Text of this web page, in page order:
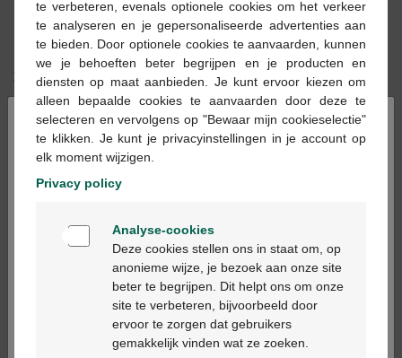
21,66 €
Commander Réserver
dans les 2 jours ouvrables suivant
gratuitedans votre pharmacie Multipharma
Livraison à domicilegratuite à partir de 55 €
sécurisé
Service clientèlepar chat ouformulaire de contact
×
Bienvenue
Ga verder in het nederlands
Continuez en français
te verbeteren, evenals optionele cookies om het verkeer
te analyseren en je gepersonaliseerde advertenties aan
te bieden. Door optionele cookies te aanvaarden, kunnen
we je behoeften beter begrijpen en je producten en
diensten op maat aanbieden. Je kunt ervoor kiezen om
alleen bepaalde cookies te aanvaarden door deze te
selecteren en vervolgens op "Bewaar mijn cookieselectie"
te klikken. Je kunt je privacyinstellingen in je account op
elk moment wijzigen.
Privacy policy
Analyse-cookies
Deze cookies stellen ons in staat om, op
anonieme wijze, je bezoek aan onze site
beter te begrijpen. Dit helpt ons om onze
site te verbeteren, bijvoorbeeld door
ervoor te zorgen dat gebruikers
gemakkelijk vinden wat ze zoeken.